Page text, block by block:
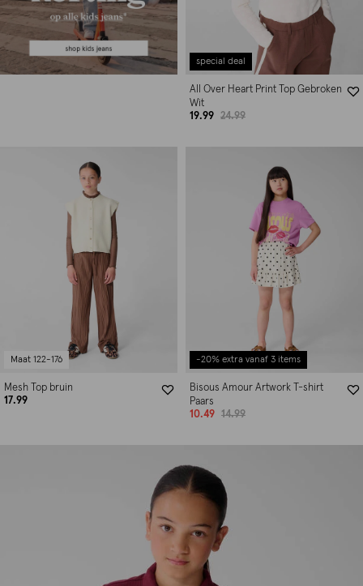
special deal
All Over Heart Print Top Gebroken
Wit
19.99
24.99
Maat 122-176
Mesh Top bruin
17.99
-20% extra vanaf 3 items
Bisous Amour Artwork T-shirt
Paars
10.49
14.99